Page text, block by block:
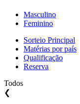
Masculino
Feminino
Sorteio Principal
Matérias por país
Qualificação
Reserva
Todos
❮